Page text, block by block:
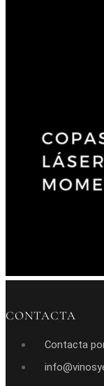
CONTACTA
Contacta